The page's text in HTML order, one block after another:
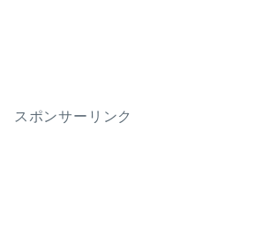
スポンサーリンク